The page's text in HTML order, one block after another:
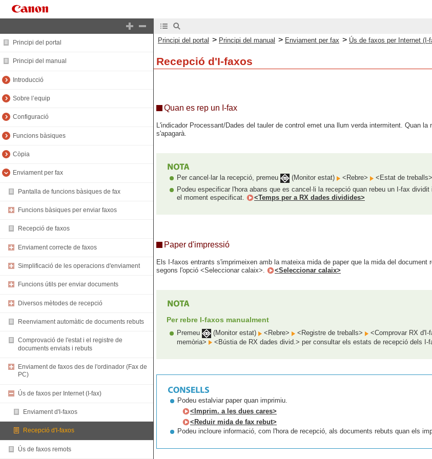
Principi del portal
Principi del manual
Introducció
Sobre l’equip
Configuració
Funcions bàsiques
Còpia
Enviament per fax
Pantalla de funcions bàsiques de fax
Funcions bàsiques per enviar faxos
Recepció de faxos
Enviament correcte de faxos
Simplificació de les operacions d'enviament
Funcions útils per enviar documents
Diversos mètodes de recepció
Reenviament automàtic de documents rebuts
Comprovació de l'estat i el registre de
documents enviats i rebuts
Enviament de faxos des de l'ordinador (Fax de
PC)
Ús de faxos per Internet (I-fax)
Enviament d'I-faxos
Recepció d'I-faxos
Ús de faxos remots
Principi del portal > Principi del manual > Enviament per fax > Ús de faxos per Internet (I-
Recepció d'I-faxos
Quan es rep un I-fax
L'indicador Processant/Dades del tauler de control emet una llum verda intermitent. Quan
s'apagarà.
Per cancel·lar la recepció, premeu (Monitor estat) <Rebre> <Estat de treballs>
Podeu especificar l'hora abans que es cancel·li la recepció quan rebeu un I-fax
el moment especificat.
<Temps per a RX dades dividides>
Paper d'impressió
Els I-faxos entrants s'imprimeixen amb la mateixa mida de paper que la mida del
segons l'opció <Seleccionar calaix>.
<Seleccionar calaix>
Per rebre I-faxos manualment
Premeu (Monitor estat) <Rebre> <Registre de treballs> <Comprovar RX
memòria>
<Bústia de RX dades divid.> per consultar els estats de recepció dels
Podeu estalviar paper quan imprimiu.
<Imprim. a les dues cares>
<Reduir mida de fax rebut>
Podeu incloure informació, com l'hora de recepció, als documents rebuts quan els